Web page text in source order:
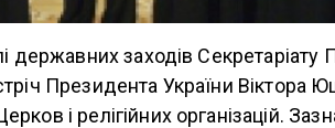
державних заходів Секретаріату
Президента України Віктора
і релігійних організацій.